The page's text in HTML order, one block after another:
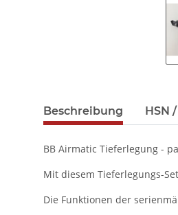
Beschreibung HSN
BB Airmatic Tieferlegung -
Mit diesem Tieferlegungs-
Die Funktionen der